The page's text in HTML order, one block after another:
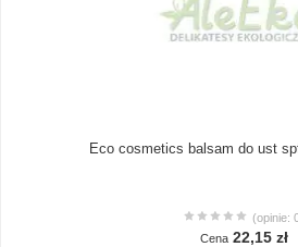
Eco cosmetics balsam do ust
(opinie:
Cena 22,15 zł